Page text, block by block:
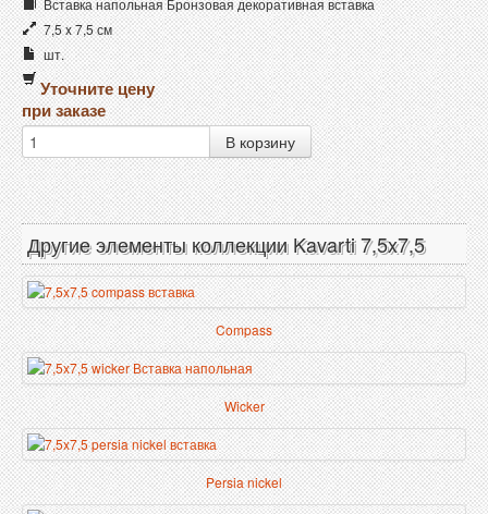
7,5 x 7,5 см
шт.
Уточните цену
при заказе
Другие элементы коллекции Kavarti 7,5x7,5
Compass
Wicker
Persia nickel